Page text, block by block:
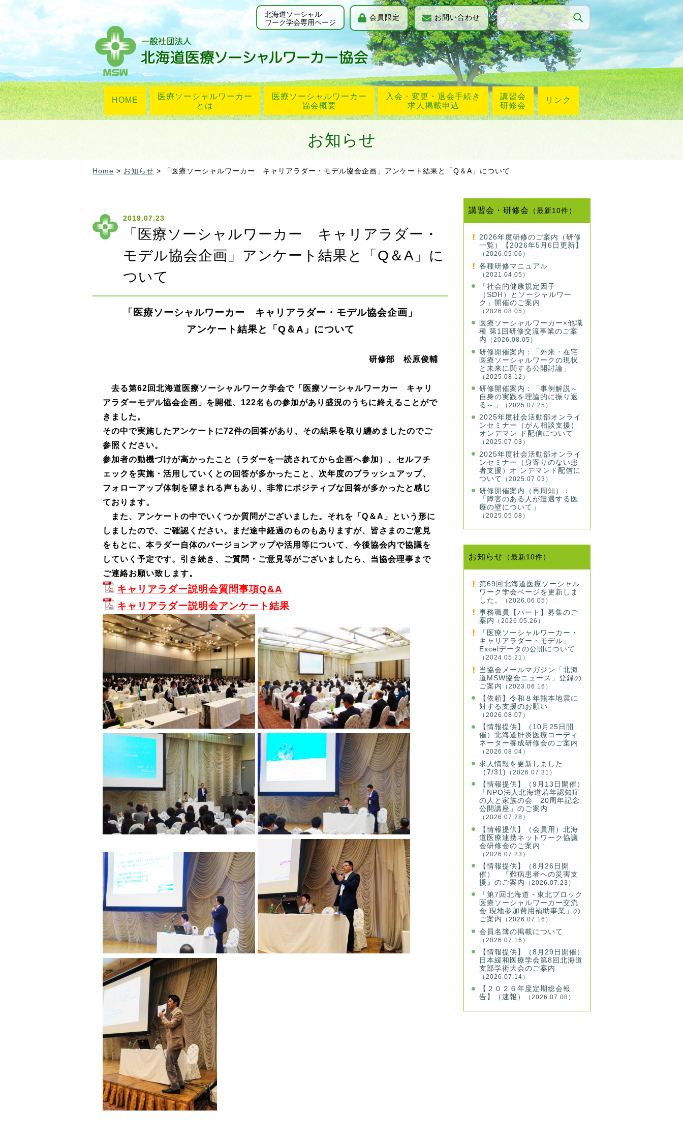
北海道ソーシャル
ワーク学会専用ページ
会員限定 お問い合わせ
HOME
医療ソーシャルワーカー
とは
医療ソーシャルワーカー
協会概要
入会・変更・退会手続き
求人掲載申込
講習会
研修会
リンク
お知らせ
Home > お知らせ > 「医療ソーシャルワーカー キャリアラダー・モデル協会企画」アンケート結果と「Q＆A」について
2019.07.23
「医療ソーシャルワーカー キャリアラダー・
モデル協会企画」アンケート結果と「Q＆A」に
ついて
「医療ソーシャルワーカー キャリアラダー・モデル協会企画」
アンケート結果と「Q＆A」について
研修部 松原俊輔
去る第62回北海道医療ソーシャルワーク学会で「医療ソーシャルワーカー キャリ
アラダーモデル協会企画」を開催、122名もの参加があり盛況のうちに終えることがで
きました。
その中で実施したアンケートに72件の回答があり、その結果を取り纏めましたのでご
参照ください。
参加者の動機づけが高かったこと（ラダーを一読されてから企画へ参加）、セルフチ
ェックを実施・活用していくとの回答が多かったこと、次年度のブラッシュアップ、
フォローアップ体制を望まれる声もあり、非常にポジティブな回答が多かったと感じ
ております。
また、アンケートの中でいくつか質問がございました。それを「Q＆A」という形に
しましたので、ご確認ください。まだ途中経過のものもありますが、皆さまのご意見
をもとに、本ラダー自体のバージョンアップや活用等について、今後協会内で協議を
していく予定です。引き続き、ご質問・ご意見等がございましたら、当協会理事まで
ご連絡お願い致します。
キャリアラダー説明会質問事項Q&A
キャリアラダー説明会アンケート結果
講習会・研修会 （最新10件）
2026年度研修のご案内（研修
一覧）【2026年5月6日更新】
（2026.05.06）
各種研修マニュアル
（2021.04.05）
「社会的健康規定因子
（SDH）とソーシャルワー
ク」開催のご案内
（2026.08.05）
医療ソーシャルワーカー×他職
種 第1回研修交流事業のご案
内
（2026.08.05）
研修開催案内：「外来・在宅
医療ソーシャルワークの現状
と未来に関する公開討論」
（2025.08.12）
研修開催案内：「事例解説～
自身の実践を理論的に振り返
る～」
（2025.07.25）
2025年度社会活動部オンライ
ンセミナー（がん相談支援）
オンデマン ド配信について
（2025.07.03）
2025年度社会活動部オンライ
ンセミナー（身寄りのない患
者支援）オ ンデマンド配信に
ついて
（2025.07.03）
研修開催案内（再周知）：
「障害のある人が遭遇する医
療の壁について」
（2025.05.08）
お知らせ （最新10件）
第69回北海道医療ソーシャル
ワーク学会ページを更新しま
した。
（2026.06.05）
事務職員【パート】募集のご
案内
（2026.05.26）
「医療ソーシャルワーカー・
キャリアラダー・モデル」
Excelデータの公開について
（2024.05.21）
当協会メールマガジン「北海
道MSW協会ニュース」登録の
ご案内
（2023.06.16）
【依頼】令和８年熊本地震に
対する支援のお願い
（2026.08.07）
【情報提供】（10月25日開
催）北海道肝炎医療コーディ
ネーター養成研修会のご案内
（2026.08.04）
求人情報を更新しました
（7/31)
（2026.07.31）
【情報提供】（9月13日開催）
「NPO法人北海道若年認知症
の人と家族の会 20周年記念
公開講座」のご案内
（2026.07.28）
【情報提供】（会員用）北海
道医療連携ネットワーク協議
会研修会のご案内
（2026.07.23）
【情報提供】（8月26日開
催） 『難病患者への災害支
援』のご案内
（2026.07.23）
「第7回北海道・東北ブロック
医療ソーシャルワーカー交流
会 現地参加費用補助事業」の
ご案内
（2026.07.16）
会員名簿の掲載について
（2026.07.16）
【情報提供】（8月29日開催）
日本緩和医療学会第8回北海道
支部学術大会のご案内
（2026.07.14）
【２０２６年度定期総会報
告】（速報）
（2026.07.08）